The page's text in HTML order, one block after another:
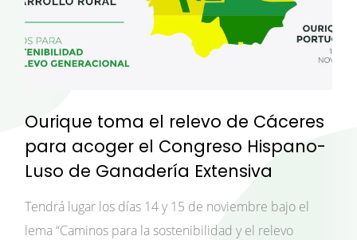
Ourique toma el relevo de Cáceres
para acoger el Congreso Hispano-
Luso de Ganadería Extensiva
Tendrá lugar los días 14 y 15 de noviembre bajo el
lema “Caminos para la sostenibilidad y el relevo